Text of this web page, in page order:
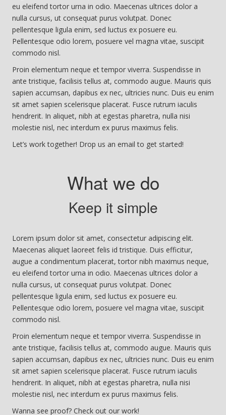
eu eleifend tortor urna in odio. Maecenas ultrices dolor a
nulla cursus, ut consequat purus volutpat. Donec
pellentesque ligula enim, sed luctus ex posuere eu.
Pellentesque odio lorem, posuere vel magna vitae, suscipit
commodo nisl.
Proin elementum neque et tempor viverra. Suspendisse in
ante tristique, facilisis tellus at, commodo augue. Mauris quis
sapien accumsan, dapibus ex nec, ultricies nunc. Duis eu enim
sit amet sapien scelerisque placerat. Fusce rutrum iaculis
hendrerit. In aliquet, nibh at egestas pharetra, nulla nisi
molestie nisl, nec interdum ex purus maximus felis.
Let’s work together! Drop us an email to get started!
What we do
Keep it simple
Lorem ipsum dolor sit amet, consectetur adipiscing elit.
Maecenas aliquet laoreet felis id tristique. Duis efficitur,
augue a condimentum placerat, tortor nibh maximus neque,
eu eleifend tortor urna in odio. Maecenas ultrices dolor a
nulla cursus, ut consequat purus volutpat. Donec
pellentesque ligula enim, sed luctus ex posuere eu.
Pellentesque odio lorem, posuere vel magna vitae, suscipit
commodo nisl.
Proin elementum neque et tempor viverra. Suspendisse in
ante tristique, facilisis tellus at, commodo augue. Mauris quis
sapien accumsan, dapibus ex nec, ultricies nunc. Duis eu enim
sit amet sapien scelerisque placerat. Fusce rutrum iaculis
hendrerit. In aliquet, nibh at egestas pharetra, nulla nisi
molestie nisl, nec interdum ex purus maximus felis.
Wanna see proof? Check out our work!